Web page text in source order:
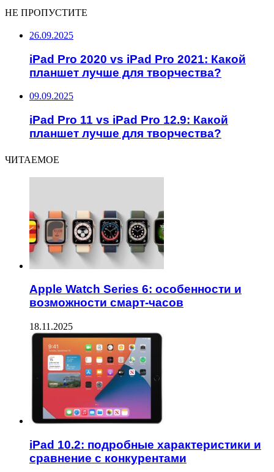
НЕ ПРОПУСТИТЕ
26.09.2025
iPad Pro 2020 vs iPad Pro 2021: Какой
планшет лучше для творчества?
09.09.2025
iPad Pro 11 vs iPad Pro 12.9: Какой
планшет лучше для творчества?
ЧИТАЕМОЕ
Apple Watch Series 6: особенности и
возможности смарт-часов
18.11.2025
iPad 10.2: подробные характеристики и
сравнение с конкурентами